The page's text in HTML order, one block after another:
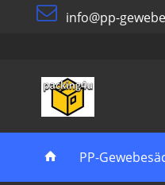
info@pp-
PP-